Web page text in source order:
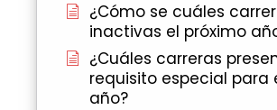
¿Cómo se cuáles
inactivas el próximo
¿Cuáles carreras
requisito especial para
año?